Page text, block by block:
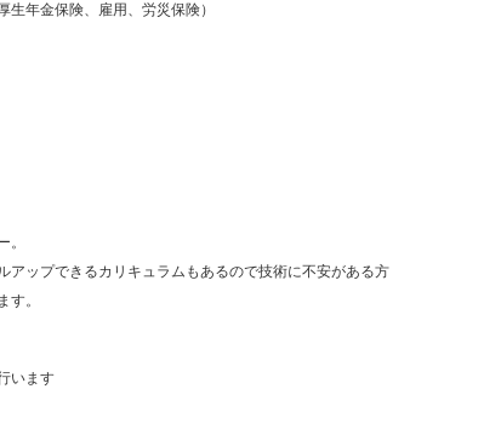
年金保険、雇用、労災保険）
。
アップできるカリキュラムもあるので技術に不安がある方
す。
います